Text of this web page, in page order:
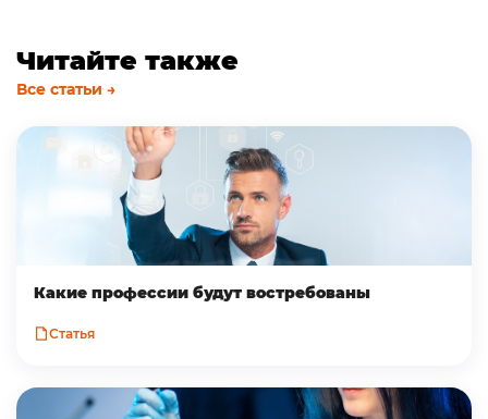
Читайте также
Все статьи →
Какие профессии будут востребованы
Статья